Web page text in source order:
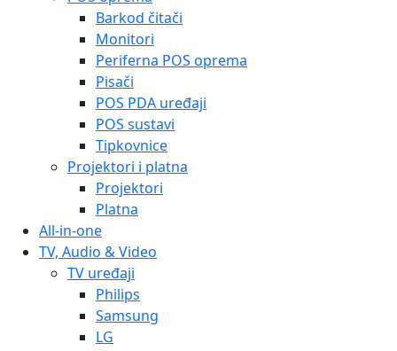
Barkod čitači
Monitori
Periferna POS oprema
Pisači
POS PDA uređaji
POS sustavi
Tipkovnice
Projektori i platna
Projektori
Platna
All-in-one
TV, Audio & Video
TV uređaji
Philips
Samsung
LG